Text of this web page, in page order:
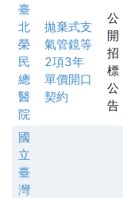
臺
北
榮
民
總
醫
院
拋棄式支
氣管鏡等
2項3年
單價開口
契約
公
開
招
標
公
告
國
立
臺
灣